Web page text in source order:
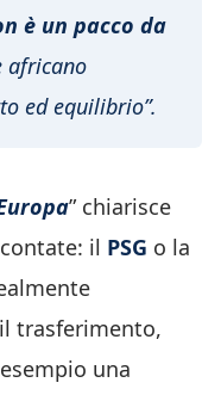
è un pacco da
africano
ed equilibrio”.
” chiarisce
il PSG o la
trasferimento,
una